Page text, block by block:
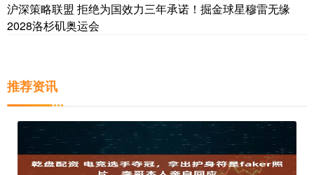
沪深策略联盟 拒绝为国效力三年承诺！掘金球星穆雷无缘
2028洛杉矶奥运会
推荐资讯